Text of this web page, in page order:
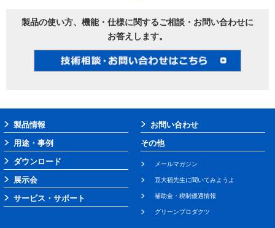
製品の使い方、機能・仕様に関するご相談・お問い合わせに
お答えします。
製品情報
用途・事例
ダウンロード
展示会
サービス・サポート
お問い合わせ
その他
メールマガジン
豆大福先生に聞いてみようよ
補助金・税制優遇情報
グリーンプロダクツ